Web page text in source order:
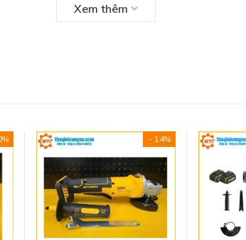
Xem thêm
- 14%